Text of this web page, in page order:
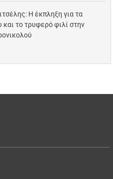
Η έκπληξη για τα
και το τρυφερό φιλί στην